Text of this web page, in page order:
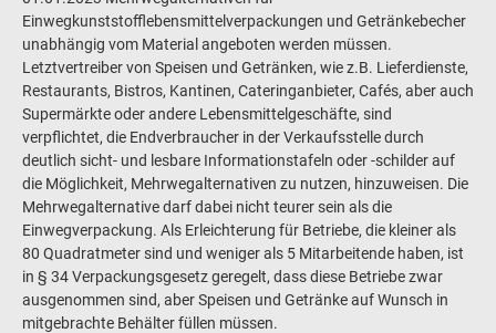
Einwegkunststofflebensmittelverpackungen und Getränkebecher
unabhängig vom Material angeboten werden müssen.
Letztvertreiber von Speisen und Getränken, wie z.B. Lieferdienste,
Restaurants, Bistros, Kantinen, Cateringanbieter, Cafés, aber auch
Supermärkte oder andere Lebensmittelgeschäfte, sind
verpflichtet, die Endverbraucher in der Verkaufsstelle durch
deutlich sicht- und lesbare Informationstafeln oder -schilder auf
die Möglichkeit, Mehrwegalternativen zu nutzen, hinzuweisen. Die
Mehrwegalternative darf dabei nicht teurer sein als die
Einwegverpackung. Als Erleichterung für Betriebe, die kleiner als
80 Quadratmeter sind und weniger als 5 Mitarbeitende haben, ist
in § 34 Verpackungsgesetz geregelt, dass diese Betriebe zwar
ausgenommen sind, aber Speisen und Getränke auf Wunsch in
mitgebrachte Behälter füllen müssen.